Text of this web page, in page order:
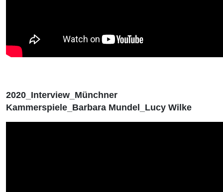
2020_Interview_Münchner
Kammerspiele_Barbara Mundel_Lucy Wilke